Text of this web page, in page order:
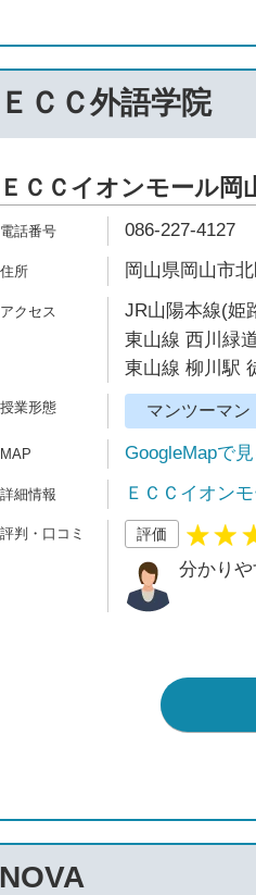
ＥＣＣ外語学院
ＥＣＣイオンモール岡
086-227-4127
岡山県岡山市
JR山陽本線(姫
東山線 西川緑
東山線 柳川駅
マンツーマン
GoogleMapで見
ＥＣＣイオン
評価
分かり
NOVA